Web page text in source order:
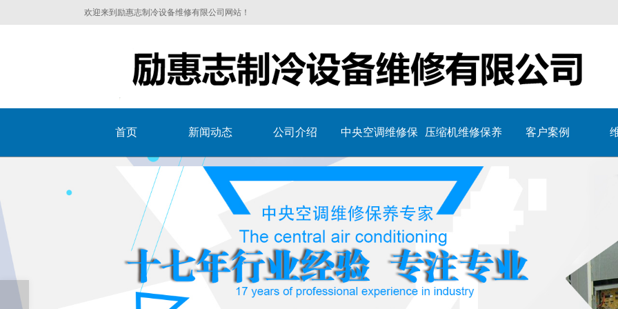
欢迎来到励惠志制冷设备维修有限公司网站！
首页 新闻动态 公司介绍 中央空调维修保
养
压缩机维修保养 客户案例